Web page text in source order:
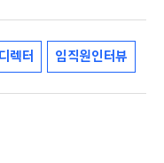
렉터 임직원인터뷰